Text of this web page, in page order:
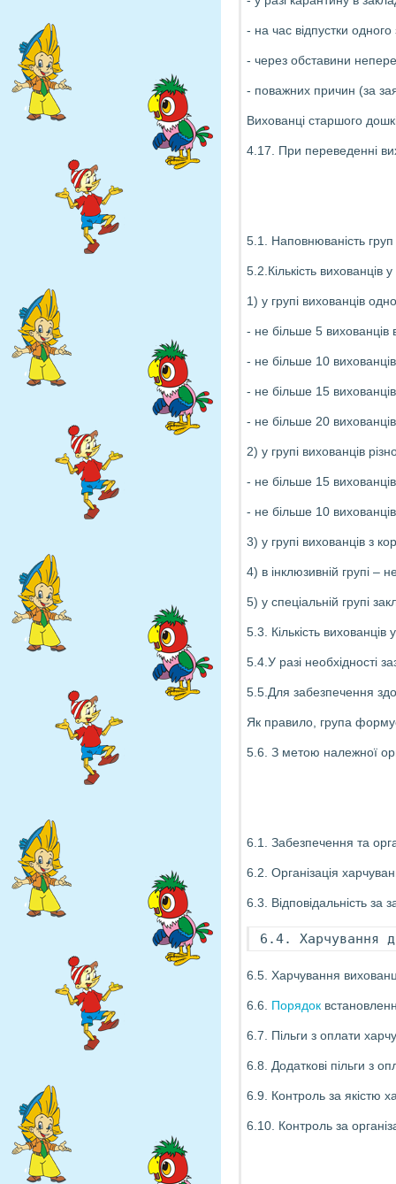
- на час відпустки одного
- через обставини
- поважних причин (за
Вихованці старшого
4.17. При переведенні
5.1. Наповнюваність груп
5.2.Кількість вихованців
1) у групі вихованців
- не більше 5 вихованців
- не більше 10
- не більше 15
- не більше 20 вихованців
2) у групі вихованців
- не більше 15 вихованців
- не більше 10 вихованців
3) у групі вихованців з
4) в інклюзивній групі –
5) у спеціальній групі
5.3. Кількість
5.4.У разі необхідності
5.5.Для забезпечення
Як правило, група
5.6. З метою належної
6.1. Забезпечення та
6.2. Організація
6.3. Відповідальність за
6.4. Харчування
6.5. Харчування
6.6. Порядок
6.7. Пільги з оплати
6.8. Додаткові пільги з
6.9. Контроль за якістю
6.10. Контроль за